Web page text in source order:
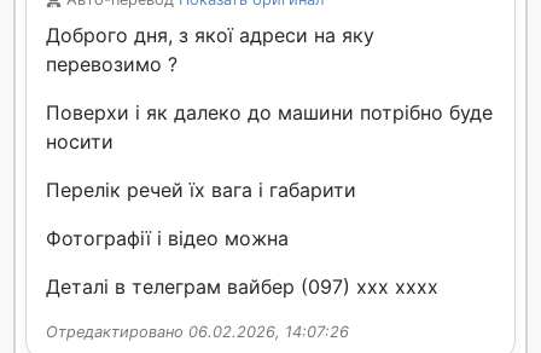
Доброго дня, з якої адреси на яку
перевозимо ?
Поверхи і як далеко до машини потрібно буде
носити
Перелік речей їх вага і габарити
Фотографії і відео можна
Деталі в телеграм вайбер (097) xxx xxxx
Отредактировано 06.02.2026, 14:07:26